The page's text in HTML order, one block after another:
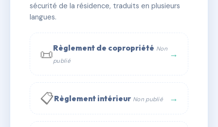
📞 Contacter Syndic Digital
sécurité de la résidence, traduits en plusieurs
langues.
📜Règlement de copropriété Non
publié
→
📋Règlement intérieur Non publié →